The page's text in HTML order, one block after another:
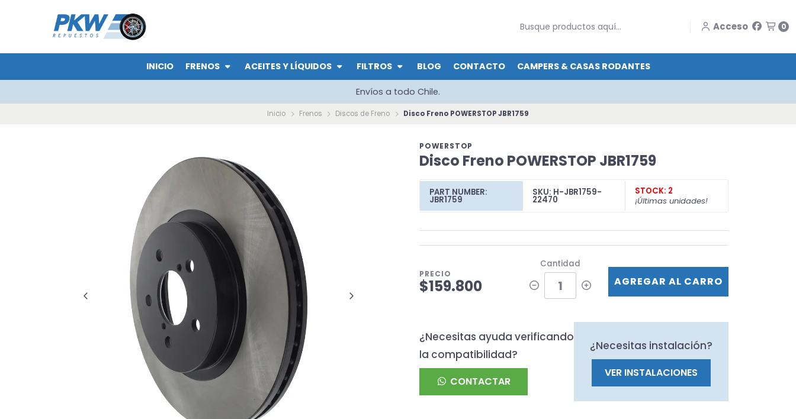
Acceso 0
INICIO FRENOS ACEITES Y LÍQUIDOS FILTROS BLOG CONTACTO CAMPERS & CASAS RODANTES
Envíos a todo Chile.
Inicio Frenos Discos de Freno Disco Freno POWERSTOP JBR1759
POWERSTOP
Disco Freno POWERSTOP JBR1759
PART NUMBER:
JBR1759
SKU: H-JBR1759-
22470
STOCK: 2
¡Últimas unidades!
PRECIO
$159.800
Cantidad
AGREGAR AL CARRO
¿Necesitas ayuda verificando
la compatibilidad?
CONTACTAR
¿Necesitas instalación?
VER INSTALACIONES